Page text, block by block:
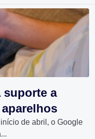
suporte a
de abril, o Google